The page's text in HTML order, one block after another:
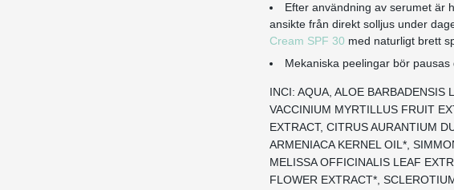
Efter användning av serumet är
ansikte från direkt solljus under
Cream SPF 30 med naturligt brett
Mekaniska peelingar bör pausas
INCI: AQUA, ALOE BARBADENSIS
VACCINIUM MYRTILLUS FRUIT
EXTRACT, CITRUS AURANTIUM
ARMENIACA KERNEL OIL*,
MELISSA OFFICINALIS LEAF
FLOWER EXTRACT*,